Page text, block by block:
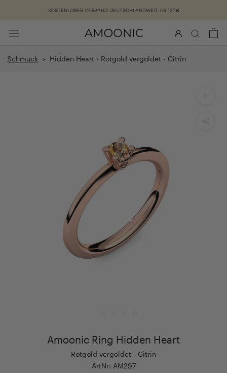
KOSTENLOSER VERSAND DEUTSCHLANDWEIT AB 125€
Schmuck > Hidden Heart - Rotgold vergoldet - Citrin
Amoonic Ring Hidden Heart
Rotgold vergoldet - Citrin
ArtNr: AM297